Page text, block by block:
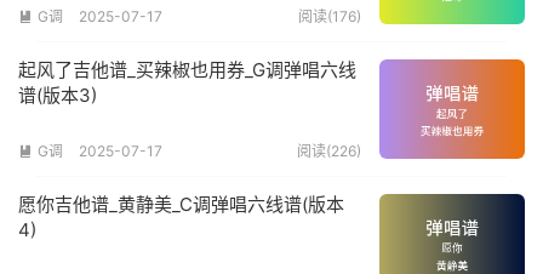
 G调 2025-07-17 阅读(176)
起风了吉他谱_买辣椒也用券_G调弹唱六线
谱(版本3)
 G调 2025-07-17 阅读(226)
愿你吉他谱_黄静美_C调弹唱六线谱(版本
4)